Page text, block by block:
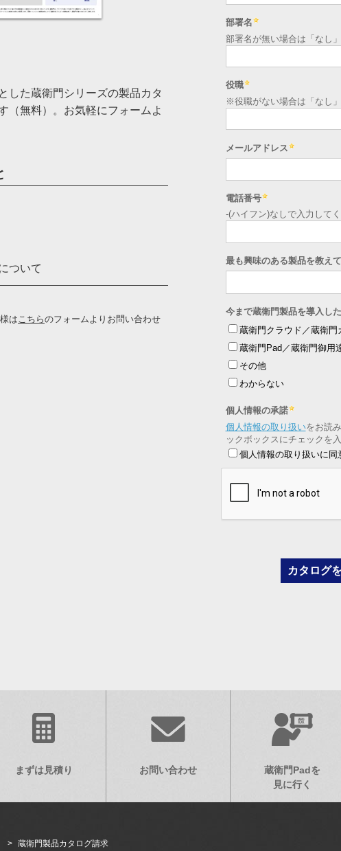
した蔵衛門シリーズの製品カタ
（無料）。お気軽にフォームよ
ついて
はこちらのフォームよりお問い合わせ
まずは見積り お問い合わせ
蔵衛門Padを
見に行く
蔵衛門製品カタログ請求